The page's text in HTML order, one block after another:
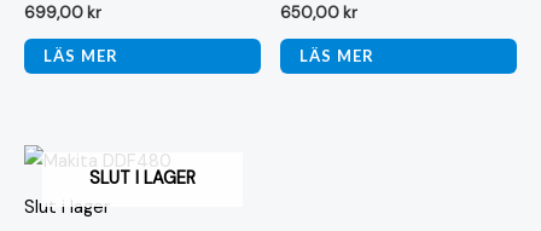
699,00 kr
LÄS MER
650,00 kr
LÄS MER
SLUT I LAGER
Slut i lager